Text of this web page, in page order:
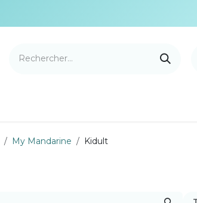
My Mandarine Kidult